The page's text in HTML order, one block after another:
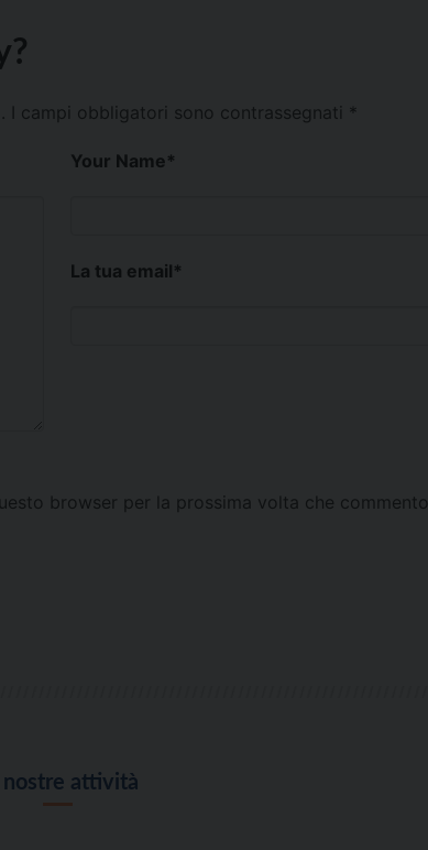
I campi obbligatori sono contrassegnati *
Your Name*
La tua email*
browser per la prossima volta che commento.
nostre attività